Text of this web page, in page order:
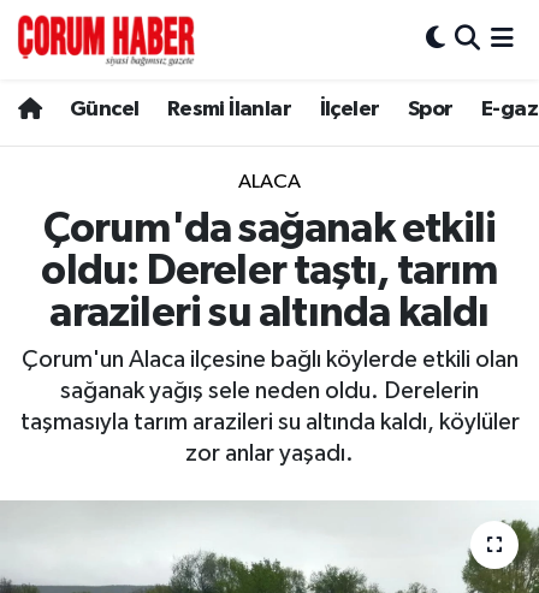
Güncel Resmi İlanlar İlçeler Spor E-
ALACA
Çorum'da sağanak etkili
oldu: Dereler taştı, tarım
arazileri su altında kaldı
Çorum'un Alaca ilçesine bağlı köylerde etkili olan
sağanak yağış sele neden oldu. Derelerin
taşmasıyla tarım arazileri su altında kaldı, köylüler
zor anlar yaşadı.
Spor
Resmi İlanlar
Alaca
Boğazkale
Kargı
Hava Durumu
Çorum Namaz Vakitleri
Trafik Durumu
Tüm Manşetler
Son Dakika Haberleri